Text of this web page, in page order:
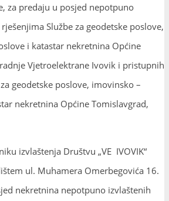
za predaju u posjed nepotpuno
Službe za geodetske poslove,
i katastar nekretnina Općine
Vjetroelektrane Ivovik i pristupnih
geodetske poslove, imovinsko –
nekretnina Općine Tomislavgrad,
izvlaštenja Društvu „VE IVOVIK“
ul. Muhamera Omerbegovića 16.
nekretnina nepotpuno izvlaštenih